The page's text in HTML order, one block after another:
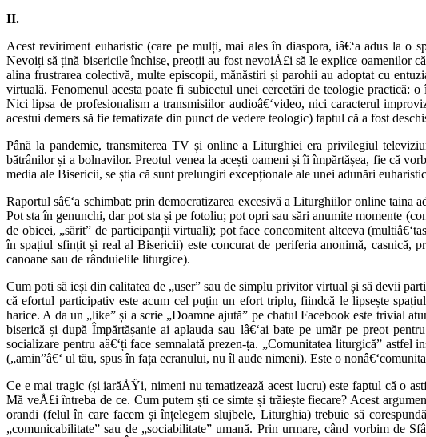
II.
Acest reviriment euharistic (care pe mulți, mai ales în diaspora, iâ€‘a adus la
Nevoiți să țină bisericile închise, preoții au fost nevoiÅ£i să le explice oamenilor
alina frustrarea colectivă, multe episcopii, mănăstiri și parohii au adoptat cu
virtuală. Fenomenul acesta poate fi subiectul unei cercetări de teologie practică:
Nici lipsa de profesionalism a transmisiilor audioâ€‘video, nici caracterul
acestui demers să fie tematizate din punct de vedere teologic) faptul că a fost
Până la pandemie, transmiterea TV și online a Liturghiei era privilegiul
bătrânilor și a bolnavilor. Preotul venea la acești oameni și îi împărtășea, fie că
media ale Bisericii, se știa că sunt prelungiri excepționale ale unei adunări
Raportul sâ€‘a schimbat: prin democratizarea excesivă a Liturghiilor online
Pot sta în genunchi, dar pot sta și pe fotoliu; pot opri sau sări anumite momente
de obicei, „sărit” de participanții virtuali); pot face concomitent altceva
în spațiul sfințit și real al Bisericii) este concurat de periferia anonimă, casnică,
canoane sau de rânduielile liturgice).
Cum poti să ieși din calitatea de „user” sau de simplu privitor virtual și să devii
că efortul participativ este acum cel puțin un efort triplu, fiindcă le lipsește
harice. A da un „like” și a scrie „Doamne ajută” pe chatul Facebook este trivial
biserică și după Împărtășanie ai aplauda sau lâ€‘ai bate pe umăr pe preot
socializare pentru aâ€‘ți face semnalată prezen-ța. „Comunitatea liturgică”
(„amin”â€‘ ul tău, spus în fața ecranului, nu îl aude nimeni). Este o
Ce e mai tragic (și iarăÅŸi, nimeni nu tematizează acest lucru) este faptul că o
Mă veÅ£i întreba de ce. Cum putem ști ce simte și trăiește fiecare? Acest
orandi (felul în care facem și înțelegem slujbele, Liturghia) trebuie să
„comunicabilitate” sau de „sociabilitate” umană. Prin urmare, când vorbim de